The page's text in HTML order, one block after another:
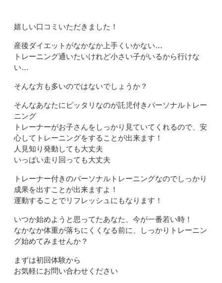
嬉しい口コミいただきました！
産後ダイエットがなかなか上手くいかない…
トレーニング通いたいけれど小さい子がいるから行けな
い…
そんな方も多いのではないでしょうか？
そんなあなたにピッタリなのが託児付きパーソナルトレー
ニング
トレーナーがお子さんをしっかり見ていてくれるので、安
心してトレーニングをすることが出来ます！
人見知り発動しても大丈夫
いっぱい走り回っても大丈夫
トレーナー付きのパーソナルトレーニングなのでしっかり
成果を出すことが出来ますよ！
運動することでリフレッシュにもなります！
いつか始めようと思ってたあなた、今が一番若い時！
なかなか体重が落ちにくくなる前に、しっかりトレーニン
グ始めてみませんか？
まずは初回体験から
お気軽にお問い合わせください